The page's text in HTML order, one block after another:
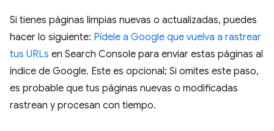
Si tienes páginas limpias nuevas o actualizadas, puedes
hacer lo siguiente: Pídele a Google que vuelva a rastrear
tus URLs en Search Console para enviar estas páginas al
índice de Google. Este es opcional; Si omites este paso,
es probable que tus páginas nuevas o modificadas
rastrean y procesan con tiempo.